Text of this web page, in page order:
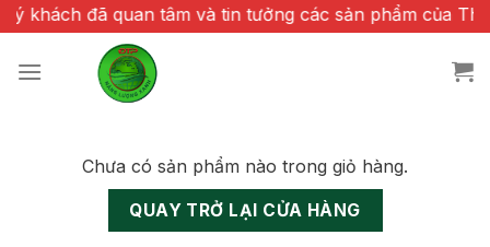
Chuyển
đến
nội
khách đã quan tâm và tin tưởng các sản phẩm của
Chưa có sản phẩm nào trong giỏ hàng.
QUAY TRỞ LẠI CỬA HÀNG